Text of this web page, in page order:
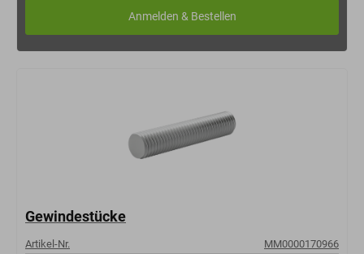
Gewindestücke
Artikel-Nr.
MM0000170966